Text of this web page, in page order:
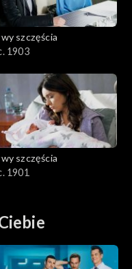
szczęścia
1903
szczęścia
1901